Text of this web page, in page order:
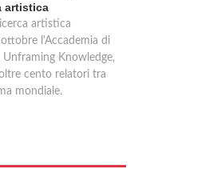
artistica
artistica
l'Accademia di
Knowledge,
cento relatori tra
mondiale.